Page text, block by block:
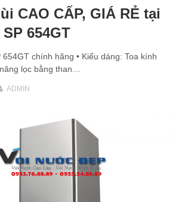
CAO CẤP, GIÁ RẺ tại
654GT
654GT chính hãng • Kiểu dáng: Toa kính
lọc bằng than…
ADMIN